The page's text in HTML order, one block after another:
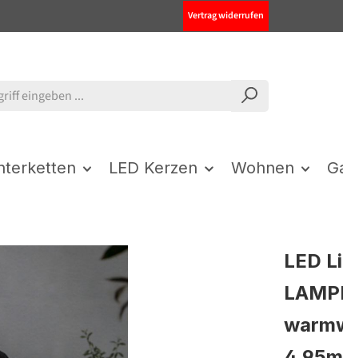
Vertrag widerrufen
LED Kerzen Wohnen
LED